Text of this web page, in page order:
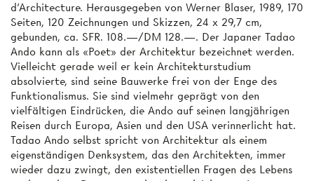
d'Architecture. Herausgegeben von Werner Blaser, 1989, 170
Seiten, 120 Zeichnungen und Skizzen, 24 x 29,7 cm,
gebunden, ca. SFR. 108.—/DM 128.—. Der Japaner Tadao
Ando kann als «Poet» der Architektur bezeichnet werden.
Vielleicht gerade weil er kein Architekturstudium
absolvierte, sind seine Bauwerke frei von der Enge des
Funktionalismus. Sie sind vielmehr geprägt von den
vielfältigen Eindrücken, die Ando auf seinen langjährigen
Reisen durch Europa, Asien und den USA verinnerlicht hat.
Tadao Ando selbst spricht von Architektur als einem
eigenständigen Denksystem, das den Architekten, immer
wieder dazu zwingt, den existentiellen Fragen des Lebens